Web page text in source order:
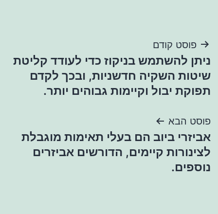
ניווט
פוסט קודם
ניתן להשתמש בניקוז כדי לעודד קליטת
שיטות השקיה חדשניות, ובכך לקדם
תפוקת יבול וקיימות גבוהים יותר.
פוסט הבא
אביזרי ביוב הם בעלי תאימות מוגבלת
לצינורות קיימים, הדורשים אביזרים
נוספים.